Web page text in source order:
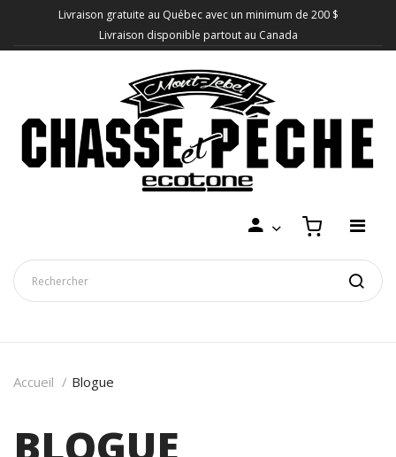
Livraison gratuite au Québec avec un minimum de 200 $
Livraison disponible partout au Canada
Accueil Blogue